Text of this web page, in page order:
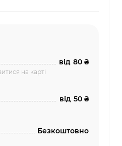
на карті
від 80 ₴
від 50 ₴
Безкоштовно